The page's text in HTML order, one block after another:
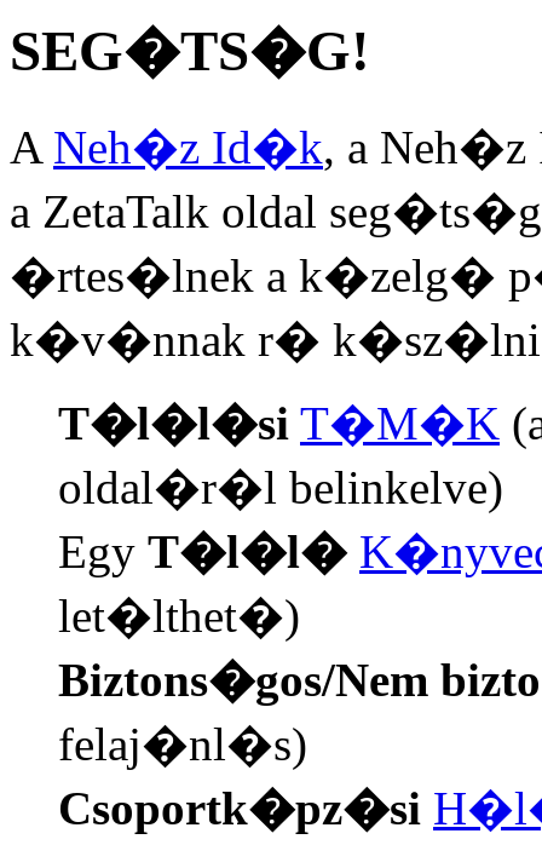
SEG�TS�G!
A Neh�z Id�k, a
a ZetaTalk oldal
�rtes�lnek a k�zelg�
k�v�nnak r�
T�l�l�si T�M�K
oldal�r�l belinkelve)
Egy T�l�l�
let�lthet�)
Biztons�gos/Nem
felaj�nl�s)
Csoportk�pz�si